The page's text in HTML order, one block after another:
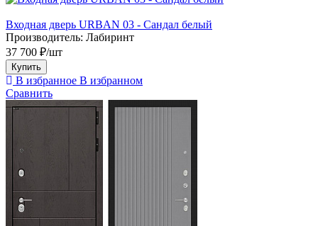
Входная дверь URBAN 03 - Сандал белый
Производитель: Лабиринт
37 700 ₽/шт
Купить
В избранное В избранном
Сравнить